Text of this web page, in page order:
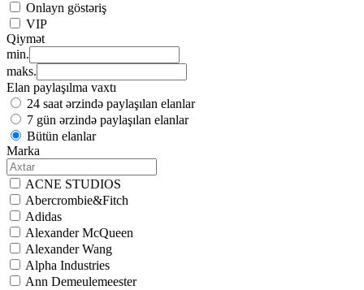
Onlayn göstəriş
VIP
Qiymət
min.
maks.
Elan paylaşılma vaxtı
24 saat ərzində paylaşılan elanlar
7 gün ərzində paylaşılan elanlar
Bütün elanlar
Marka
ACNE STUDIOS
Abercrombie&Fitch
Adidas
Alexander McQueen
Alexander Wang
Alpha Industries
Ann Demeulemeester